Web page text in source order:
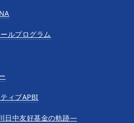
ルプログラム
ィブAPBI
日中友好基金の軌跡—